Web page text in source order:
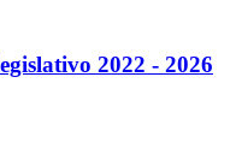
2022 - 2026